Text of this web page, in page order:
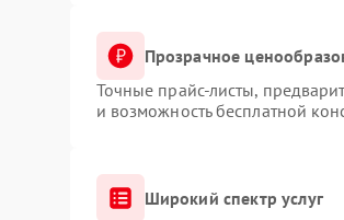
Прозрачное
Точные прайс-листы,
и возможность бесплатной
Широкий спектр услуг